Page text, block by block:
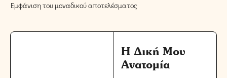
Εμφάνιση του μοναδικού αποτελέσματος
Η Δική Μου
Ανατομία